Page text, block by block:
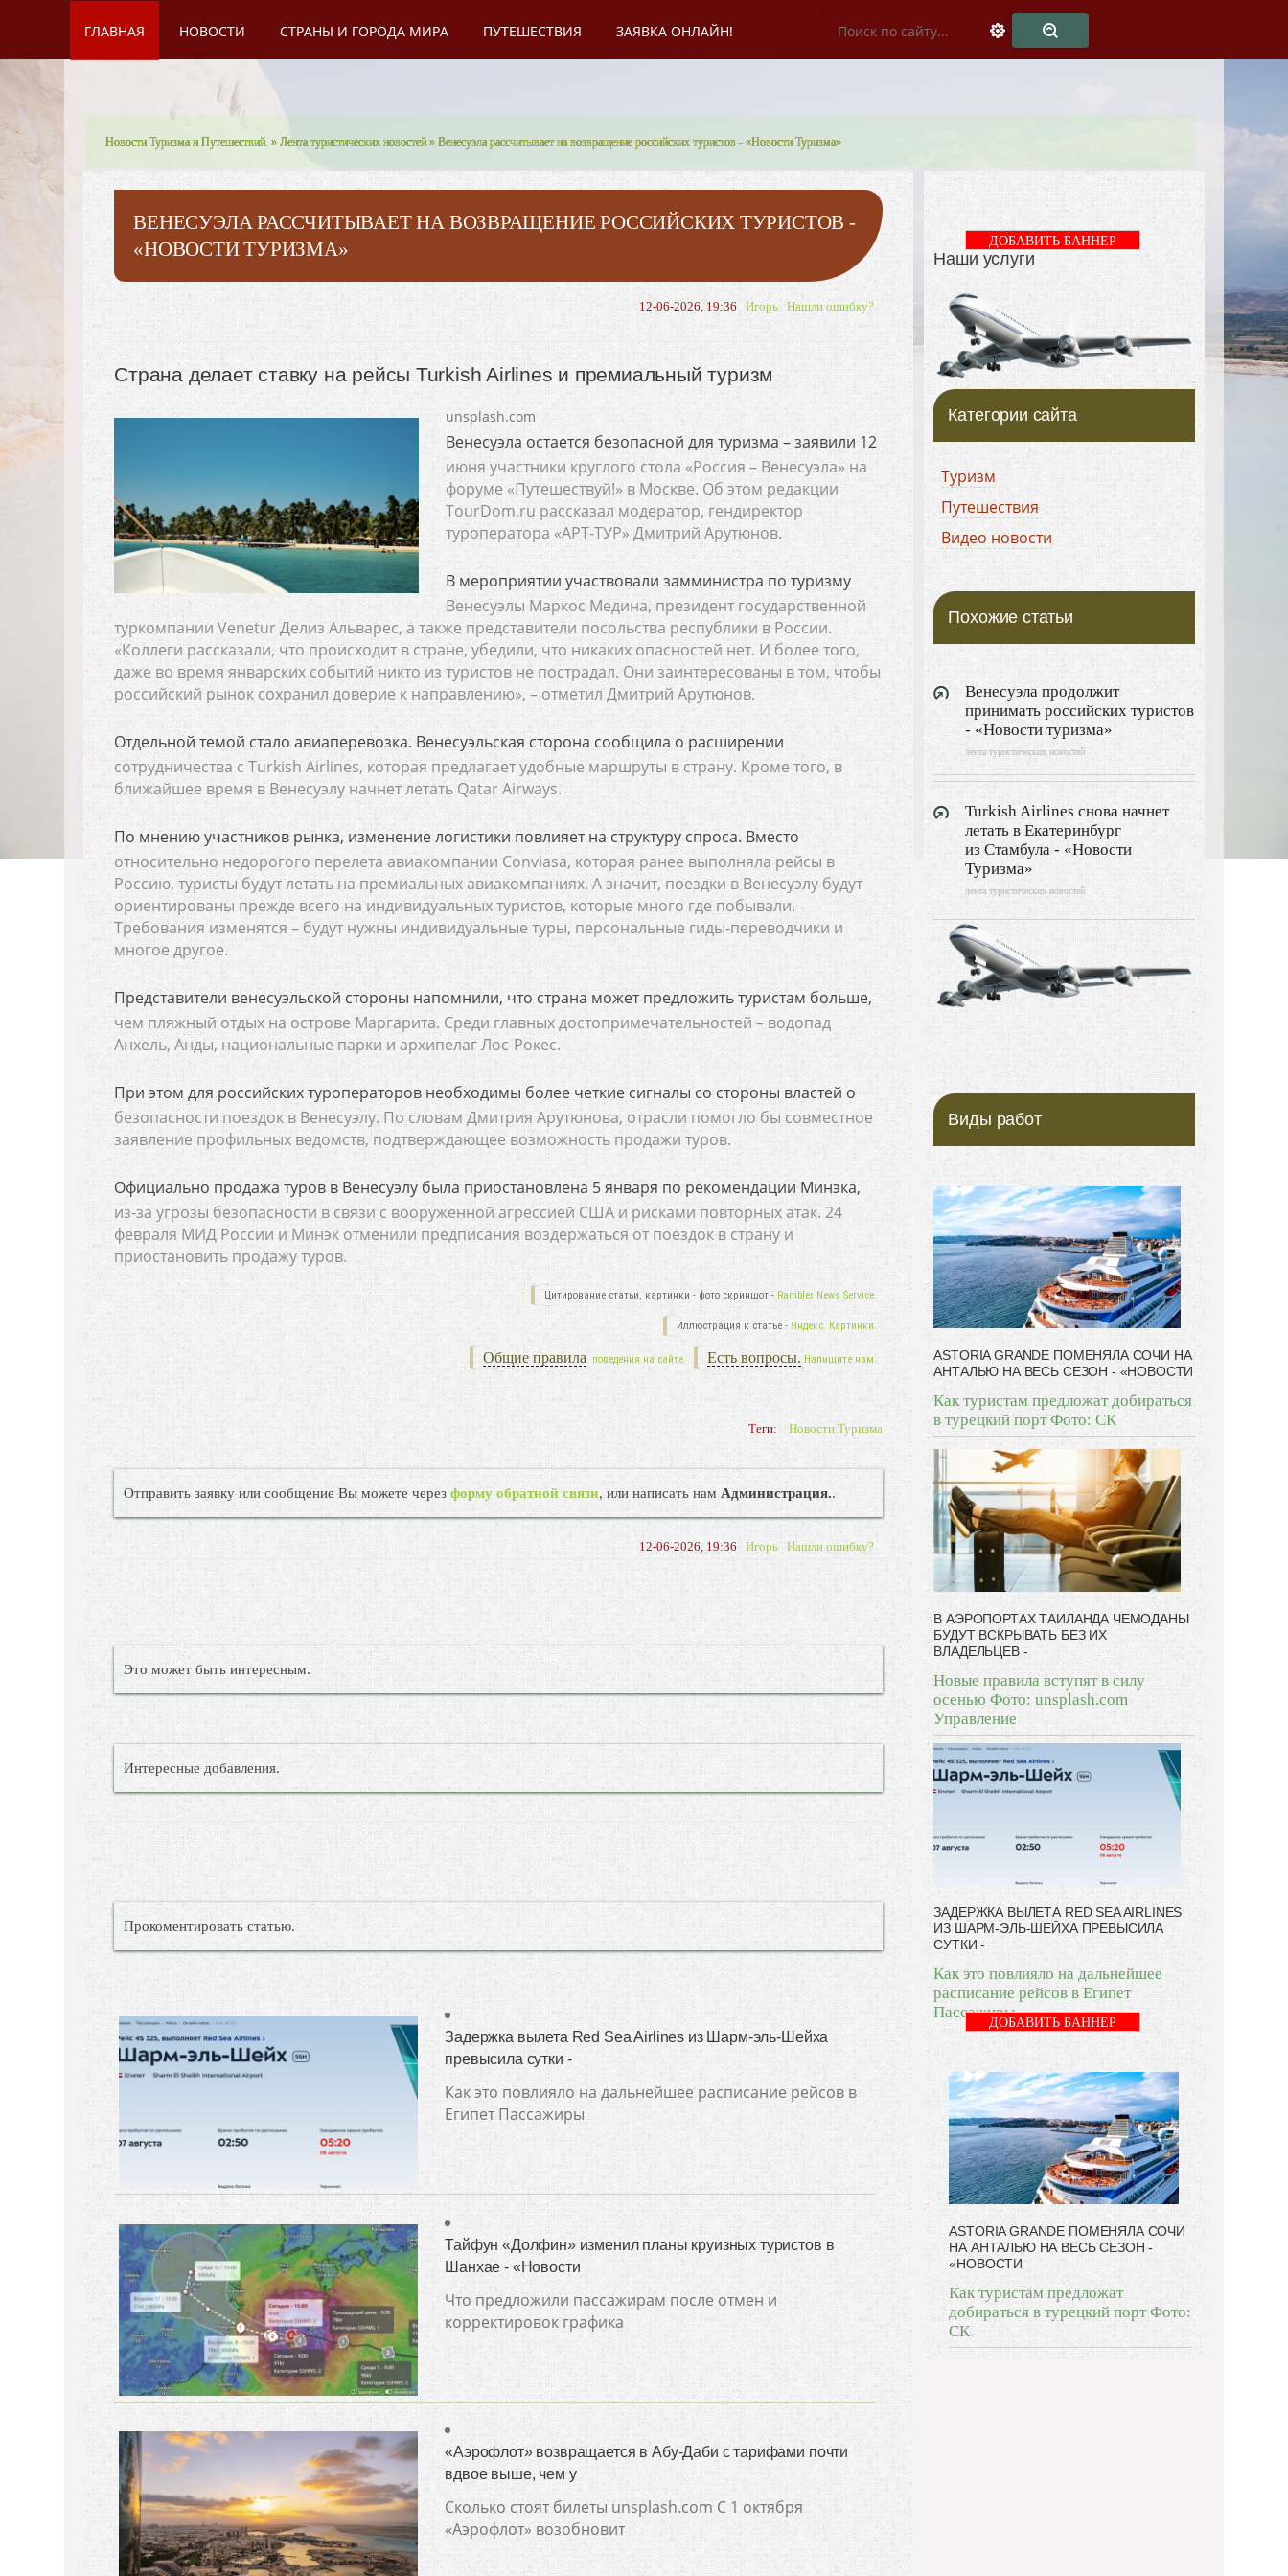
ГЛАВНАЯ НОВОСТИ СТРАНЫ И ГОРОДА МИРА ПУТЕШЕСТВИЯ ЗАЯВКА ОНЛАЙН!
Новости Туризма и Путешествий. »Лента туристических новостей » Венесуэла рассчитывает на возвращение российских туристов - «Новости Туризма»
ВЕНЕСУЭЛА РАССЧИТЫВАЕТ НА ВОЗВРАЩЕНИЕ РОССИЙСКИХ ТУРИСТОВ -
«НОВОСТИ ТУРИЗМА»
12-06-2026, 19:36 Игорь Нашли ошибку?
Страна делает ставку на рейсы Turkish Airlines и премиальный туризм
unsplash.com
Венесуэла остается безопасной для туризма – заявили 12
июня участники круглого стола «Россия – Венесуэла» на
форуме «Путешествуй!» в Москве. Об этом редакции
TourDom.ru рассказал модератор, гендиректор
туроператора «АРТ-ТУР» Дмитрий Арутюнов.
В мероприятии участвовали замминистра по туризму
Венесуэлы Маркос Медина, президент государственной
туркомпании Venetur Делиз Альварес, а также представители посольства республики в России.
«Коллеги рассказали, что происходит в стране, убедили, что никаких опасностей нет. И более того,
даже во время январских событий никто из туристов не пострадал. Они заинтересованы в том, чтобы
российский рынок сохранил доверие к направлению», – отметил Дмитрий Арутюнов.
Отдельной темой стало авиаперевозка. Венесуэльская сторона сообщила о расширении
сотрудничества с Turkish Airlines, которая предлагает удобные маршруты в страну. Кроме того, в
ближайшее время в Венесуэлу начнет летать Qatar Airways.
По мнению участников рынка, изменение логистики повлияет на структуру спроса. Вместо
относительно недорогого перелета авиакомпании Conviasa, которая ранее выполняла рейсы в
Россию, туристы будут летать на премиальных авиакомпаниях. А значит, поездки в Венесуэлу будут
ориентированы прежде всего на индивидуальных туристов, которые много где побывали.
Требования изменятся – будут нужны индивидуальные туры, персональные гиды-переводчики и
многое другое.
Представители венесуэльской стороны напомнили, что страна может предложить туристам больше,
чем пляжный отдых на острове Маргарита. Среди главных достопримечательностей – водопад
Анхель, Анды, национальные парки и архипелаг Лос-Рокес.
При этом для российских туроператоров необходимы более четкие сигналы со стороны властей о
безопасности поездок в Венесуэлу. По словам Дмитрия Арутюнова, отрасли помогло бы совместное
заявление профильных ведомств, подтверждающее возможность продажи туров.
Официально продажа туров в Венесуэлу была приостановлена 5 января по рекомендации Минэка,
из-за угрозы безопасности в связи с вооруженной агрессией США и рисками повторных атак. 24
февраля МИД России и Минэк отменили предписания воздержаться от поездок в страну и
приостановить продажу туров.
Цитирование статьи, картинки - фото скриншот - Rambler News Service.
Иллюстрация к статье - Яндекс. Картинки.
Есть вопросы. Напишите нам.
Общие правила поведения на сайте.
Теги: Новости Туризма
Отправить заявку или сообщение Вы можете черезформу обратной связи, или написать нам Администрация..
12-06-2026, 19:36 Игорь Нашли ошибку?
Это может быть интересным.
Интересные добавления.
Прокоментировать статью.
Задержка вылета Red Sea Airlines из Шарм-эль-Шейха
превысила сутки -
Как это повлияло на дальнейшее расписание рейсов в
Египет Пассажиры
Тайфун «Долфин» изменил планы круизных туристов в
Шанхае - «Новости
Что предложили пассажирам после отмен и
корректировок графика
«Аэрофлот» возвращается в Абу-Даби с тарифами почти
вдвое выше, чем у
Сколько стоят билеты unsplash.com С 1 октября
«Аэрофлот» возобновит
Наши услуги
ДОБАВИТЬ БАННЕР
Категории сайта
Туризм
Путешествия
Видео новости
Похожие статьи
Венесуэла продолжит
принимать российских туристов
- «Новости туризма»
лента туристических новостей
Turkish Airlines снова начнет
летать в Екатеринбург
из Стамбула - «Новости
Туризма»
лента туристических новостей
Виды работ
ASTORIA GRANDE ПОМЕНЯЛА СОЧИ НА
АНТАЛЬЮ НА ВЕСЬ СЕЗОН - «НОВОСТИ
Как туристам предложат добираться
в турецкий порт Фото: СК
В АЭРОПОРТАХ ТАИЛАНДА ЧЕМОДАНЫ
БУДУТ ВСКРЫВАТЬ БЕЗ ИХ
ВЛАДЕЛЬЦЕВ -
Новые правила вступят в силу
осенью Фото: unsplash.com
Управление
ЗАДЕРЖКА ВЫЛЕТА RED SEA AIRLINES
ИЗ ШАРМ-ЭЛЬ-ШЕЙХА ПРЕВЫСИЛА
СУТКИ -
Как это повлияло на дальнейшее
расписание рейсов в Египет
Пассажиры
ДОБАВИТЬ БАННЕР
ASTORIA GRANDE ПОМЕНЯЛА СОЧИ
НА АНТАЛЬЮ НА ВЕСЬ СЕЗОН -
«НОВОСТИ
Как туристам предложат
добираться в турецкий порт Фото:
СК